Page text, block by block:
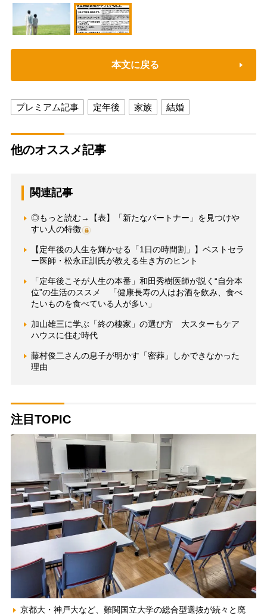
本文に戻る
プレミアム記事 定年後 家族 結婚
他のオススメ記事
関連記事
◎もっと読む→【表】「新たなパートナー」を見つけや
すい人の特徴
【定年後の人生を輝かせる「1日の時間割」】ベストセラ
ー医師・松永正訓氏が教える生き方のヒント
「定年後こそが人生の本番」和田秀樹医師が説く“自分本
位”の生活のススメ 「健康長寿の人はお酒を飲み、食べ
たいものを食べている人が多い」
加山雄三に学ぶ「終の棲家」の選び方 大スターもケア
ハウスに住む時代
藤村俊二さんの息子が明かす「密葬」しかできなかった
理由
注目TOPIC
京都大・神戸大など、難関国立大学の総合型選抜が続々と廃